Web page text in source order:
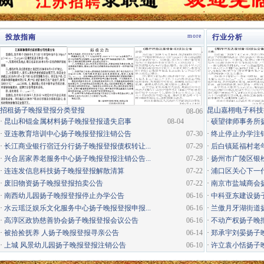
more
投放指南 行业分析
08-06
·
招租扬子晚报登报分类登报
08-04
· 昆山和锟金属材料扬子晚报登报遗失启事
07-30
· 亚连教育培训中心扬子晚报登报注销公告
07-29
· 长江商业银行宿迁分行扬子晚报登报债权转让...
07-28
· 兴合居家养老服务中心扬子晚报登报注销公告...
07-22
· 连连发信息科技扬子晚报登报解散清算
07-22
· 废旧物资扬子晚报登报拍卖公告
06-16
· 南西幼儿园扬子晚报登报停止办学公告
06-16
· 水云瑶泛娱乐文化服务中心扬子晚报登报申报...
06-16
· 高淳区政协慈善协会扬子晚报登报会议公告
06-14
· 被拾捡抚养 人扬子晚报登报寻亲公告
06-10
· 上城 风景幼儿园扬子晚报登报注销公告
昆山嘉栩电子科
· 硕望律师事务所
· 终止停止办学注
· 后白镇延福村老
· 扬州市广陵区银
· 浦口区关心下一
· 南京市盐城商会
· 中科亚东建设扬
· 兰傲月牙湖街道
· 不动产权扬子晚
· 郑承宇刘晏扬子
· 许立袁小恬扬子